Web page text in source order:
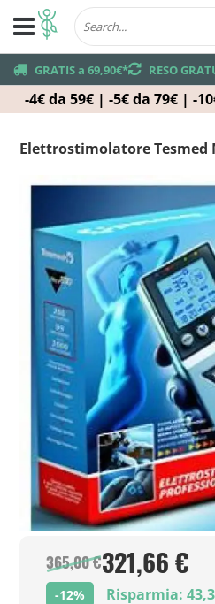
-4€ da 59€ | -5€ da 79€ | -
truck GRATIS a 69,90€*returns RESO
Elettrostimolatore Tesmed
365,00 €321,66 €
-12% Risparmia: